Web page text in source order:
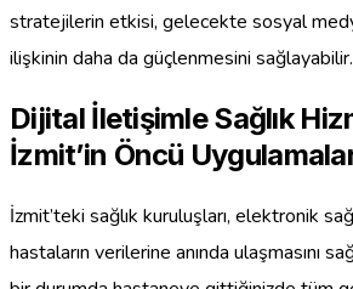
stratejilerin etkisi, gelecekte sosyal
ilişkinin daha da güçlenmesini sağlayabilir.
Dijital İletişimle Sağlık
İzmit’in Öncü
İzmit’teki sağlık kuruluşları, elektronik
hastaların verilerine anında ulaşmasını